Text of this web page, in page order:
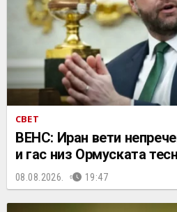
СВЕТ
ВЕНС: Иран вети
и гас низ Ормуската
08.08.2026. 19:47